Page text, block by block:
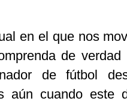
en el que nos
de
de fútbol
aún cuando este